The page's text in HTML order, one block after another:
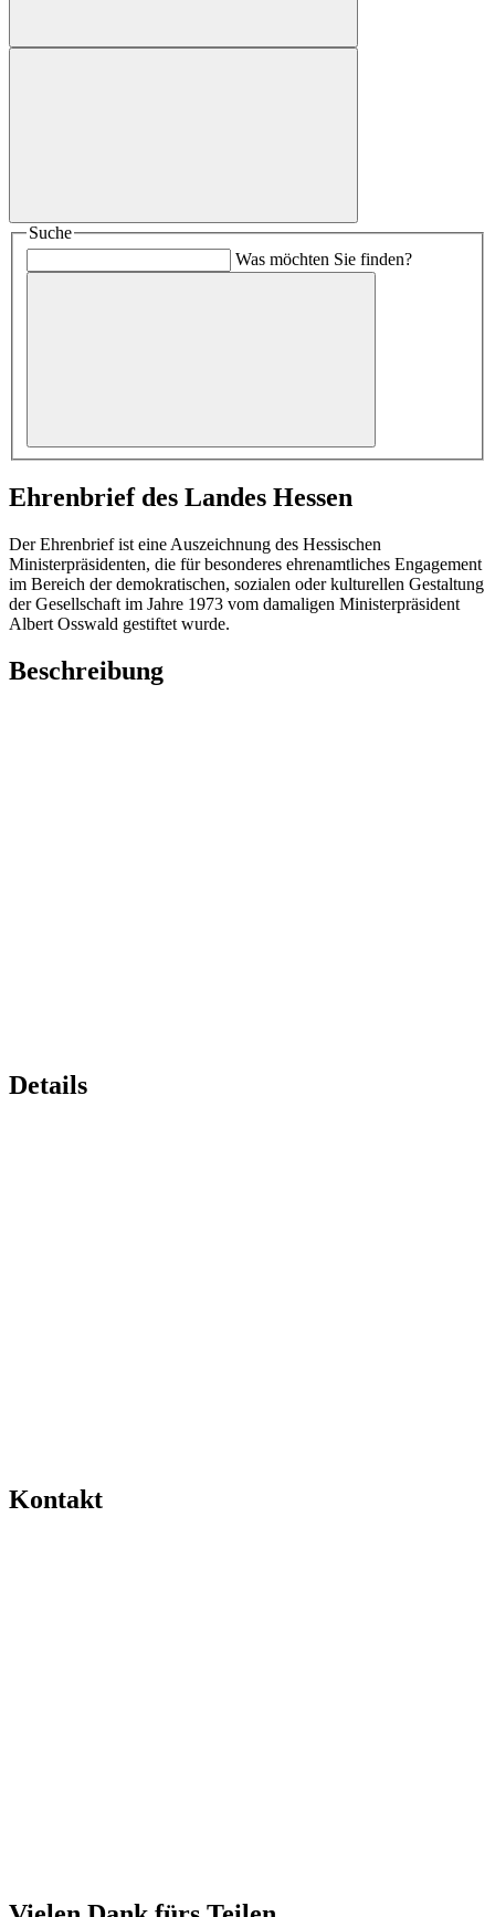
Suche
Was möchten Sie finden?
Ehrenbrief des Landes Hessen
Der Ehrenbrief ist eine Auszeichnung des Hessischen
Ministerpräsidenten, die für besonderes ehrenamtliches Engagement
im Bereich der demokratischen, sozialen oder kulturellen Gestaltung
der Gesellschaft im Jahre 1973 vom damaligen Ministerpräsident
Albert Osswald gestiftet wurde.
Beschreibung
Details
Kontakt